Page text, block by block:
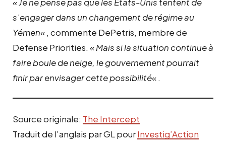
s’engager dans un changement de régime au
Yémen« , commente DePetris, membre de
Defense Priorities. «Mais si la situation continue à
faire boule de neige, le gouvernement pourrait
finir par envisager cette possibilité« .
Source originale: The Intercept
Traduit de l’anglais par GL pourInvestig’Action